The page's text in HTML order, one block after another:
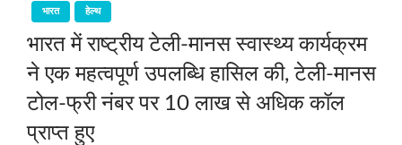
भारत हेल्थ
भारत में राष्ट्रीय टेली-मानस स्वास्थ्य कार्यक्रम
ने एक महत्वपूर्ण उपलब्धि हासिल की, टेली-मानस
टोल-फ्री नंबर पर 10 लाख से अधिक कॉल
प्राप्त हुए